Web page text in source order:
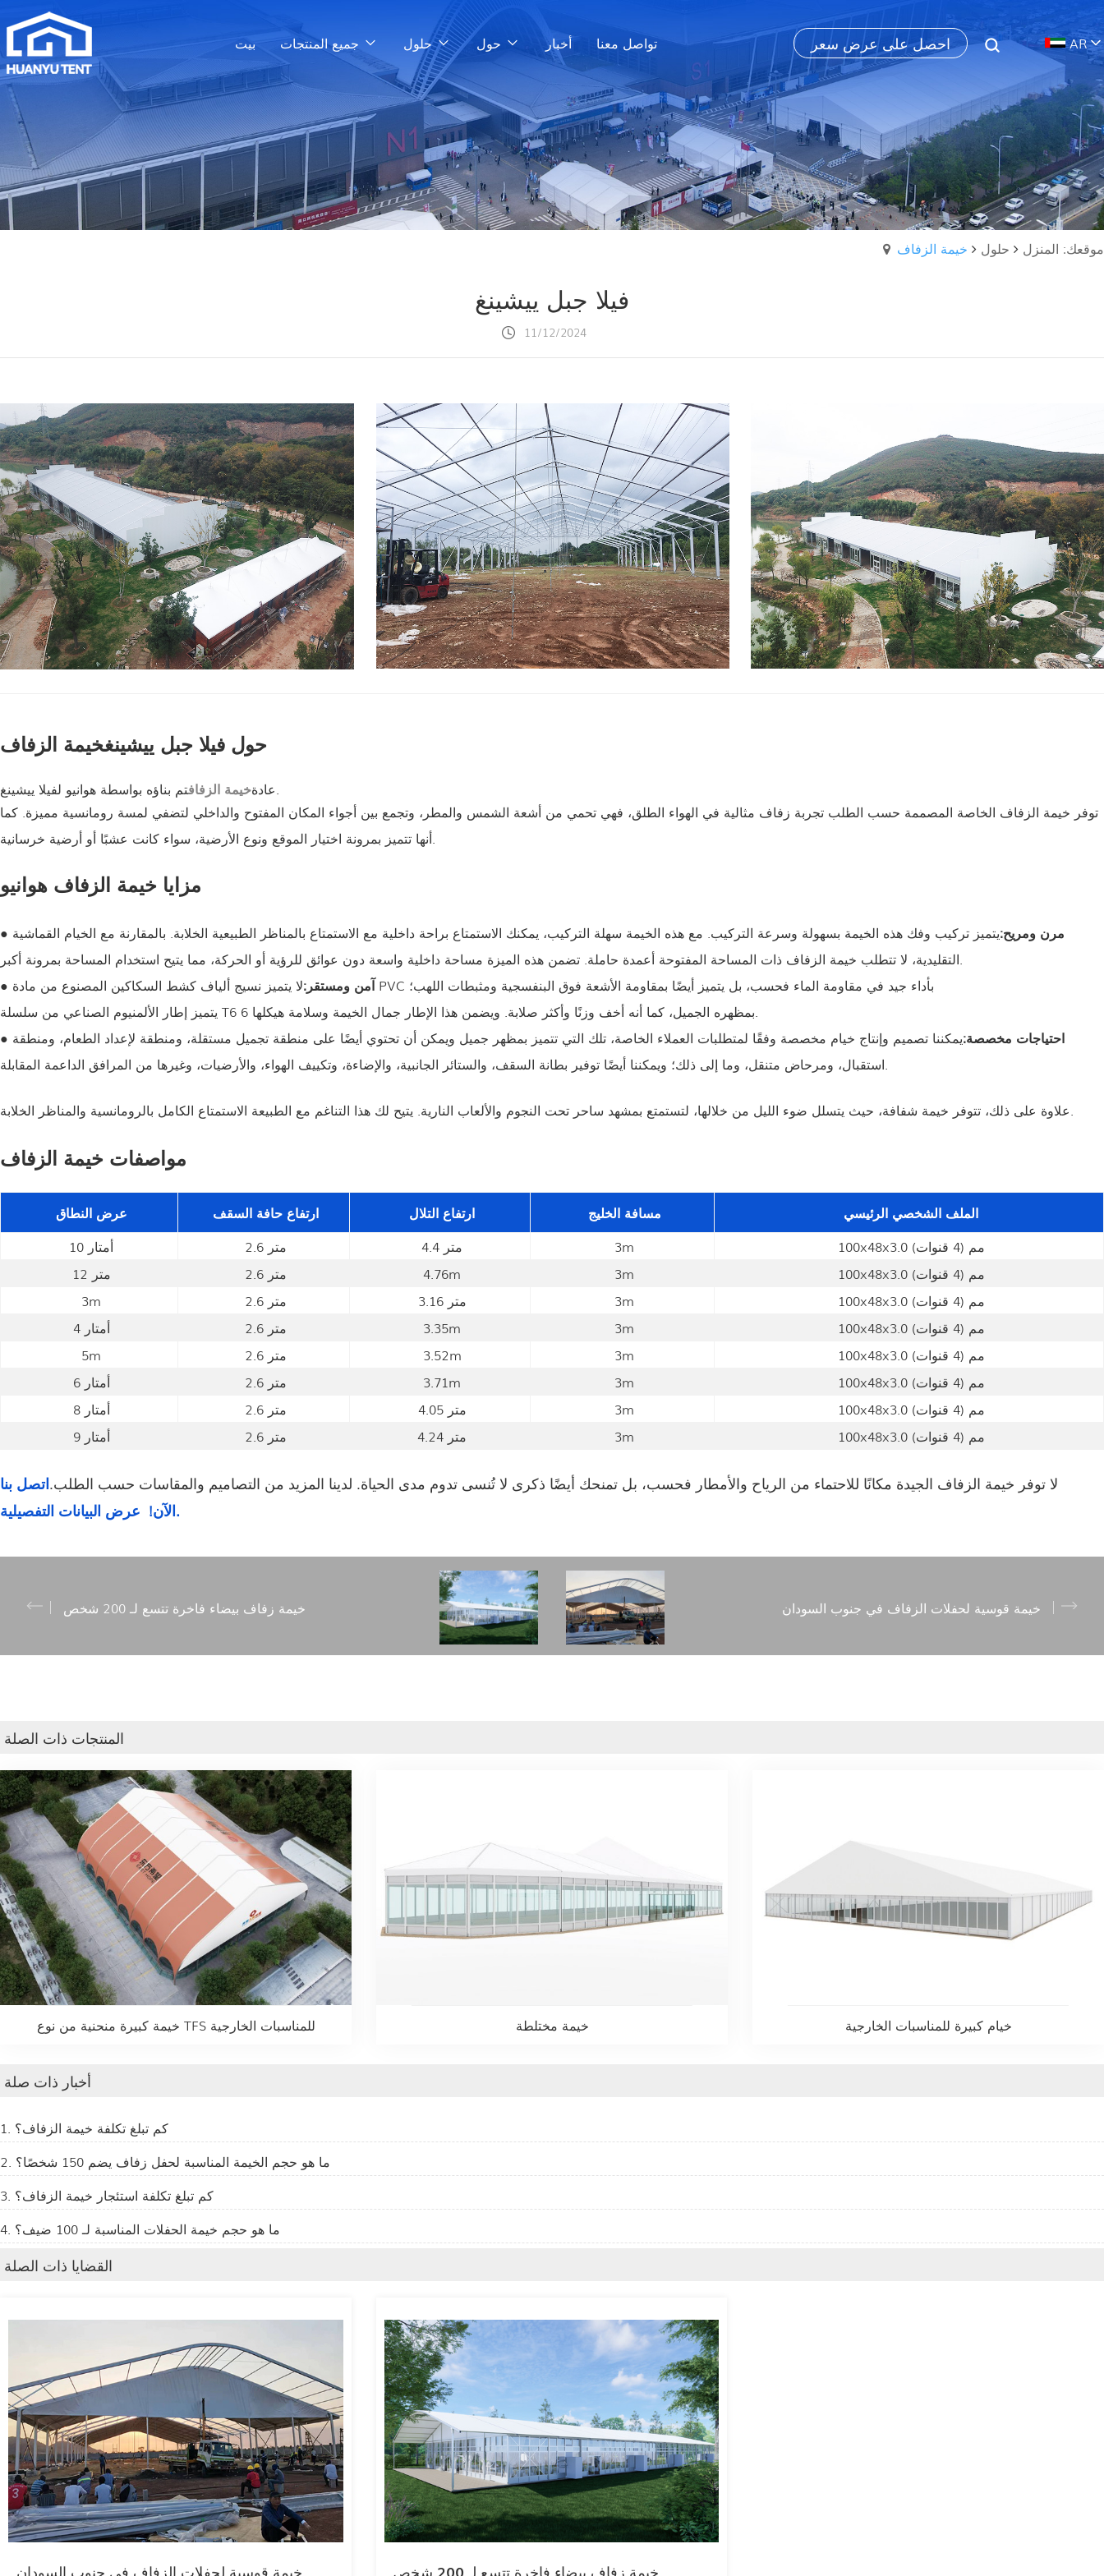
بيت جميع المنتجات حلول حول أخبار تواصل معنا احصل على عرض سعر AR
موقعك: المنزل حلول خيمة الزفاف
فيلا جبل ييشينغ
11/12/2024
حول فيلا جبل ييشينغخيمة الزفاف
عادةخيمة الزفاف
تم بناؤه بواسطة هوانيو لفيلا ييشينغ.
توفر خيمة الزفاف الخاصة المصممة حسب الطلب تجربة زفاف مثالية في الهواء الطلق، فهي تحمي من أشعة الشمس والمطر، وتجمع بين أجواء المكان المفتوح والداخلي لتضفي لمسة رومانسية مميزة. كما
أنها تتميز بمرونة اختيار الموقع ونوع الأرضية، سواء كانت عشبًا أو أرضية خرسانية.
مزايا خيمة الزفاف هوانيو
● مرن ومريح:يتميز تركيب وفك هذه الخيمة بسهولة وسرعة التركيب. مع هذه الخيمة سهلة التركيب، يمكنك الاستمتاع براحة داخلية مع الاستمتاع بالمناظر الطبيعية الخلابة. بالمقارنة مع الخيام القماشية
التقليدية، لا تتطلب خيمة الزفاف ذات المساحة المفتوحة أعمدة حاملة. تضمن هذه الميزة مساحة داخلية واسعة دون عوائق للرؤية أو الحركة، مما يتيح استخدام المساحة بمرونة أكبر.
● آمن ومستقر:
لا يتميز نسيج ألياف كشط السكاكين المصنوع من مادة PVC بأداء جيد في مقاومة الماء فحسب، بل يتميز أيضًا بمقاومة الأشعة فوق البنفسجية ومثبطات اللهب؛
يتميز إطار الألمنيوم الصناعي من سلسلة T6 6 بمظهره الجميل، كما أنه أخف وزنًا وأكثر صلابة. ويضمن هذا الإطار جمال الخيمة وسلامة هيكلها.
● احتياجات مخصصة:يمكننا تصميم وإنتاج خيام مخصصة وفقًا لمتطلبات العملاء الخاصة، تلك التي تتميز بمظهر جميل ويمكن أن تحتوي أيضًا على منطقة تجميل مستقلة، ومنطقة لإعداد الطعام، ومنطقة
استقبال، ومرحاض متنقل، وما إلى ذلك؛ ويمكننا أيضًا توفير بطانة السقف، والستائر الجانبية، والإضاءة، وتكييف الهواء، والأرضيات، وغيرها من المرافق الداعمة المقابلة.
علاوة على ذلك، تتوفر خيمة شفافة، حيث يتسلل ضوء الليل من خلالها، لتستمتع بمشهد ساحر تحت النجوم والألعاب النارية. يتيح لك هذا التناغم مع الطبيعة الاستمتاع الكامل بالرومانسية والمناظر الخلابة.
مواصفات خيمة الزفاف
عرض النطاق ارتفاع حافة السقف ارتفاع التلال مسافة الخليج
الملف الشخصي الرئيسي
10 أمتار
2.6 متر 4.4 متر 3m
100x48x3.0 مم (4 قنوات)
12 متر
2.6 متر 4.76m 3m
100x48x3.0 مم (4 قنوات)
3m
2.6 متر 3.16 متر 3m
100x48x3.0 مم (4 قنوات)
4 أمتار
2.6 متر 3.35m 3m
100x48x3.0 مم (4 قنوات)
5m
2.6 متر 3.52m 3m
100x48x3.0 مم (4 قنوات)
6 أمتار
2.6 متر 3.71m 3m
100x48x3.0 مم (4 قنوات)
8 أمتار
2.6 متر 4.05 متر 3m
100x48x3.0 مم (4 قنوات)
9 أمتار
2.6 متر 4.24 متر 3m 100x48x3.0 مم (4 قنوات)
لا توفر خيمة الزفاف الجيدة مكانًا للاحتماء من الرياح والأمطار فحسب، بل تمنحك أيضًا ذكرى لا تُنسى تدوم مدى الحياة. لدينا المزيد من التصاميم والمقاسات حسب الطلب.اتصل بنا
الآن!عرض البيانات التفصيلية.
خيمة زفاف بيضاء فاخرة تتسع لـ 200 شخص خيمة قوسية لحفلات الزفاف في جنوب السودان
المنتجات ذات الصلة
خيمة كبيرة منحنية من نوع TFS للمناسبات الخارجية خيمة مختلطة خيام كبيرة للمناسبات الخارجية
أخبار ذات صلة
1. كم تبلغ تكلفة خيمة الزفاف؟
2. ما هو حجم الخيمة المناسبة لحفل زفاف يضم 150 شخصًا؟
3. كم تبلغ تكلفة استئجار خيمة الزفاف؟
4. ما هو حجم خيمة الحفلات المناسبة لـ 100 ضيف؟
القضايا ذات الصلة
خيمة قوسية لحفلات الزفاف في جنوب السودان خيمة زفاف بيضاء فاخرة تتسع لـ 200 شخص